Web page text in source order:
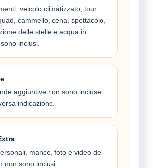
veicolo climatizzato, tour
cammello, cena, spettacolo,
delle stelle e acqua in
inclusi.
aggiuntive non sono incluse
indicazione.
mance, foto e video del
non sono inclusi.